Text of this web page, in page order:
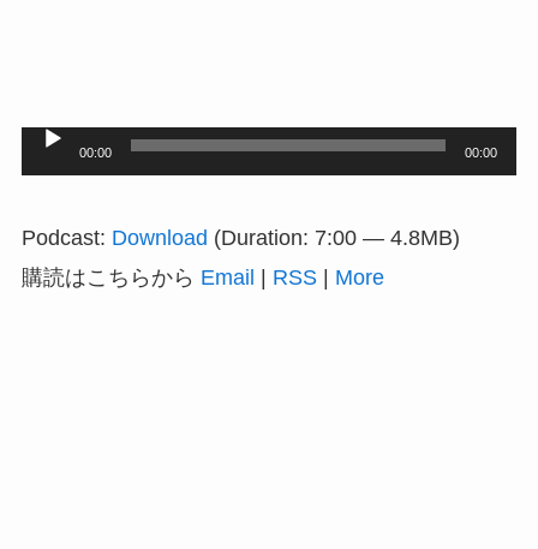
レ
00:00 00:00
Podcast: Download (Duration: 7:00 — 4.8MB)
購読はこちらから Email | RSS| More